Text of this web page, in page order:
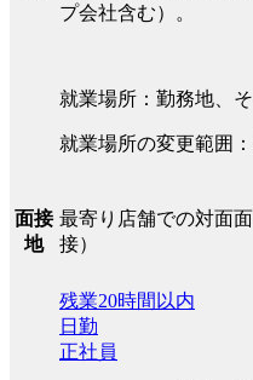
プ会社含む）。
就業場所：勤務地、
就業場所の変更範囲
面接
地
最寄り店舗での対面
接）
残業20時間以内
日勤
正社員